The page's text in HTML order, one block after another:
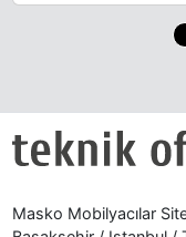
Masko Mobilyacılar